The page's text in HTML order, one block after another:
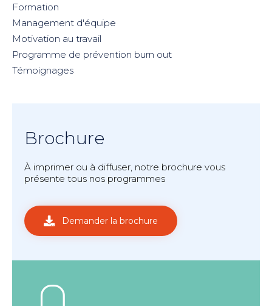
Formation
Management d'équipe
Motivation au travail
Programme de prévention burn out
Témoignages
Brochure
À imprimer ou à diffuser, notre brochure vous
présente tous nos programmes
Demander la brochure